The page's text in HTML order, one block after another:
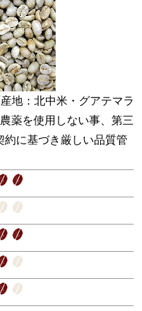
地：北中米・グアテマラ
薬を使用しない事、第三
に基づき厳しい品質管